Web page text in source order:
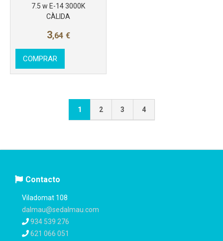
7.5 w E-14 3000K
CÀLIDA
3,64 €
COMPRAR
1 2 3 4
Contacto
Viladomat 108
dalmau@sedalmau.com
934 539 276
621 066 051